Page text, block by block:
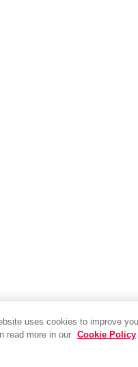
uses cookies to improve
read more in our
Cookie Policy